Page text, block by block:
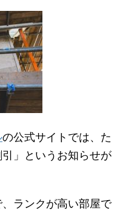
の公式サイトでは、た
」というお知らせが
ランクが高い部屋で